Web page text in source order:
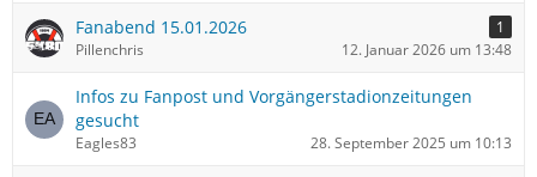
Fanabend 15.01.2026
1
Pillenchris
12. Januar 2026 um 13:48
Infos zu Fanpost und Vorgängerstadionzeitungen
gesucht
Eagles83 28. September 2025 um 10:13